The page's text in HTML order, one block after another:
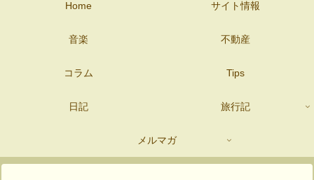
Home サイト情報
音楽 不動産
コラム Tips
日記 旅行記
メルマガ